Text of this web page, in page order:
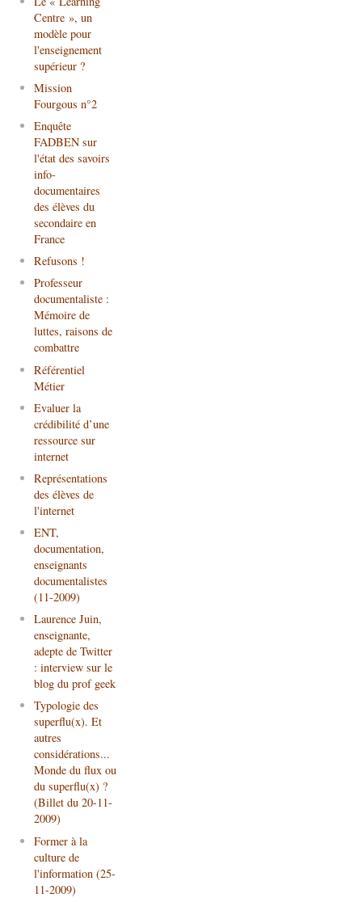
Centre », un
modèle pour
l'enseignement
supérieur ?
Mission
Fourgous n°2
Enquête
FADBEN sur
l'état des savoirs
info-
documentaires
des élèves du
secondaire en
France
Refusons !
Professeur
documentaliste :
Mémoire de
luttes, raisons de
combattre
Référentiel
Métier
Evaluer la
crédibilité d’une
ressource sur
internet
Représentations
des élèves de
l'internet
ENT,
documentation,
enseignants
documentalistes
(11-2009)
Laurence Juin,
enseignante,
adepte de Twitter
: interview sur le
blog du prof geek
Typologie des
superflu(x). Et
autres
considérations...
Monde du flux ou
du superflu(x) ?
(Billet du 20-11-
2009)
Former à la
culture de
l'information (25-
11-2009)